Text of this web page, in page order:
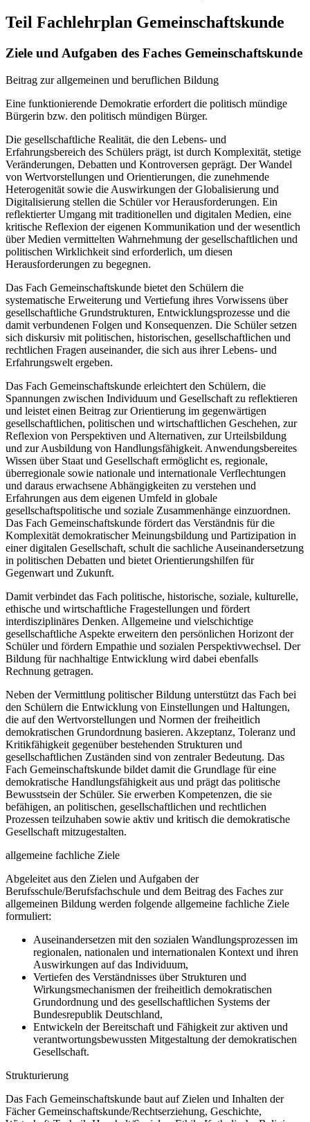
Teil Fachlehrplan Gemeinschaftskunde
Ziele und Aufgaben des Faches Gemeinschaftskunde
Beitrag zur allgemeinen und beruflichen Bildung
Eine funktionierende Demokratie erfordert die politisch mündige
Bürgerin bzw. den politisch mündigen Bürger.
Die gesellschaftliche Realität, die den Lebens- und
Erfahrungsbereich des Schülers prägt, ist durch Komplexität, stetige
Veränderungen, Debatten und Kontroversen geprägt. Der Wandel
von Wertvorstellungen und Orientierungen, die zunehmende
Heterogenität sowie die Auswirkungen der Globalisierung und
Digitalisierung stellen die Schüler vor Herausforderungen. Ein
reflektierter Umgang mit traditionellen und digitalen Medien, eine
kritische Reflexion der eigenen Kommunikation und der wesentlich
über Medien vermittelten Wahrnehmung der gesellschaftlichen und
politischen Wirklichkeit sind erforderlich, um diesen
Herausforderungen zu begegnen.
Das Fach Gemeinschaftskunde bietet den Schülern die
systematische Erweiterung und Vertiefung ihres Vorwissens über
gesellschaftliche Grundstrukturen, Entwicklungsprozesse und die
damit verbundenen Folgen und Konsequenzen. Die Schüler setzen
sich diskursiv mit politischen, historischen, gesellschaftlichen und
rechtlichen Fragen auseinander, die sich aus ihrer Lebens- und
Erfahrungswelt ergeben.
Das Fach Gemeinschaftskunde erleichtert den Schülern, die
Spannungen zwischen Individuum und Gesellschaft zu reflektieren
und leistet einen Beitrag zur Orientierung im gegenwärtigen
gesellschaftlichen, politischen und wirtschaftlichen Geschehen, zur
Reflexion von Perspektiven und Alternativen, zur Urteilsbildung
und zur Ausbildung von Handlungsfähigkeit. Anwendungsbereites
Wissen über Staat und Gesellschaft ermöglicht es, regionale,
überregionale sowie nationale und internationale Verflechtungen
und daraus erwachsene Abhängigkeiten zu verstehen und
Erfahrungen aus dem eigenen Umfeld in globale
gesellschaftspolitische und soziale Zusammenhänge einzuordnen.
Das Fach Gemeinschaftskunde fördert das Verständnis für die
Komplexität demokratischer Meinungsbildung und Partizipation in
einer digitalen Gesellschaft, schult die sachliche Auseinandersetzung
in politischen Debatten und bietet Orientierungshilfen für
Gegenwart und Zukunft.
Damit verbindet das Fach politische, historische, soziale, kulturelle,
ethische und wirtschaftliche Fragestellungen und fördert
interdisziplinäres Denken. Allgemeine und vielschichtige
gesellschaftliche Aspekte erweitern den persönlichen Horizont der
Schüler und fördern Empathie und sozialen Perspektivwechsel. Der
Bildung für nachhaltige Entwicklung wird dabei ebenfalls
Rechnung getragen.
Neben der Vermittlung politischer Bildung unterstützt das Fach bei
den Schülern die Entwicklung von Einstellungen und Haltungen,
die auf den Wertvorstellungen und Normen der freiheitlich
demokratischen Grundordnung basieren. Akzeptanz, Toleranz und
Kritikfähigkeit gegenüber bestehenden Strukturen und
gesellschaftlichen Zuständen sind von zentraler Bedeutung. Das
Fach Gemeinschaftskunde bildet damit die Grundlage für eine
demokratische Handlungsfähigkeit aus und prägt das politische
Bewusstsein der Schüler. Sie erwerben Kompetenzen, die sie
befähigen, an politischen, gesellschaftlichen und rechtlichen
Prozessen teilzuhaben sowie aktiv und kritisch die demokratische
Gesellschaft mitzugestalten.
allgemeine fachliche Ziele
Abgeleitet aus den Zielen und Aufgaben der
Berufsschule/Berufsfachschule und dem Beitrag des Faches zur
allgemeinen Bildung werden folgende allgemeine fachliche Ziele
formuliert:
Auseinandersetzen mit den sozialen Wandlungsprozessen im
regionalen, nationalen und internationalen Kontext und ihren
Auswirkungen auf das Individuum,
Vertiefen des Verständnisses über Strukturen und
Wirkungsmechanismen der freiheitlich demokratischen
Grundordnung und des gesellschaftlichen Systems der
Bundesrepublik Deutschland,
Entwickeln der Bereitschaft und Fähigkeit zur aktiven und
verantwortungsbewussten Mitgestaltung der demokratischen
Gesellschaft.
Strukturierung
Das Fach Gemeinschaftskunde baut auf Zielen und Inhalten der
Fächer Gemeinschaftskunde/Rechtserziehung, Geschichte,